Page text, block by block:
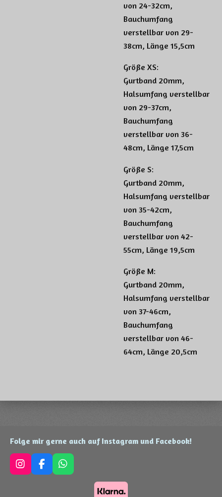
von 24-32cm,
Bauchumfang
verstellbar von 29-
38cm, Länge 15,5cm
Größe XS:
Gurtband 20mm,
Halsumfang verstellbar
von 29-37cm,
Bauchumfang
verstellbar von 36-
48cm, Länge 17,5cm
Größe S:
Gurtband 20mm,
Halsumfang verstellbar
von 35-42cm,
Bauchumfang
verstellbar von 42-
55cm, Länge 19,5cm
Größe M:
Gurtband 20mm,
Halsumfang verstellbar
von 37-46cm,
Bauchumfang
verstellbar von 46-
64cm, Länge 20,5cm
Folge mir gerne auch auf Instagram und Facebook!
I
n
F
a
W
h